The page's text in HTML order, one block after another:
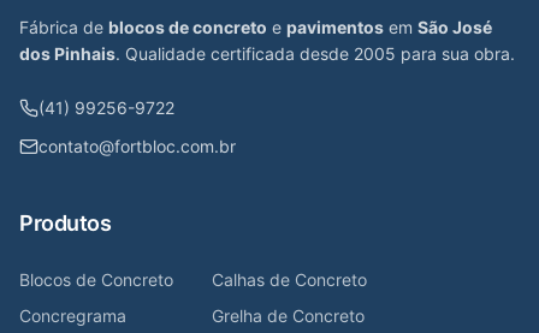
Fábrica de blocos de concreto e pavimentos em São José
dos Pinhais. Qualidade certificada desde 2005 para sua obra.
(41) 99256-9722
contato@fortbloc.com.br
Produtos
Blocos de Concreto
Calhas de Concreto
Concregrama
Grelha de Concreto